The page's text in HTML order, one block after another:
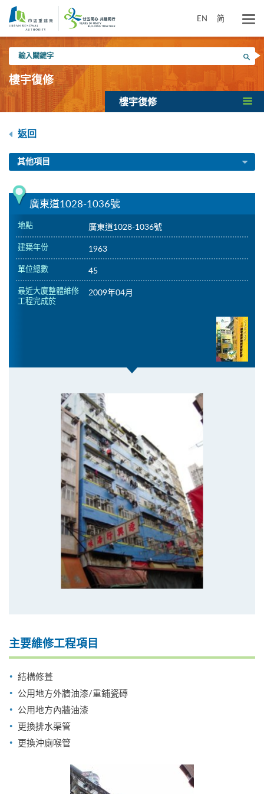
內
EN 简
入
關
鍵
搜尋
樓宇復修
樓宇復修
返回
其他項目
廣東道1028-1036號
地點 廣東道1028-1036號
建築年份 1963
單位總數 45
最近大廈整體維修
工程完成於
2009年04月
主要維修工程項目
結構修葺
公用地方外牆油漆/重鋪瓷磚
公用地方內牆油漆
更換排水渠管
更換沖廁喉管